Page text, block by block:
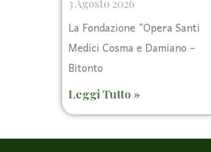
3 Agosto 2026
La Fondazione “Opera Santi
Medici Cosma e Damiano –
Bitonto
Leggi Tutto »